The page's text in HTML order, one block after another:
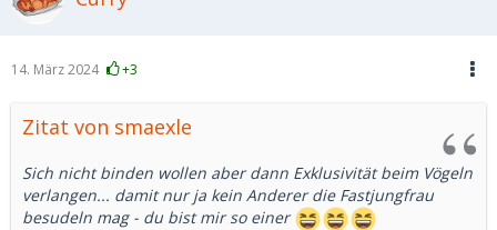
einen festen Freund" letzteres gibt es nämlich auch als
14. März 2024 +3
Zitat von smaexle
Sich nicht binden wollen aber dann Exklusivität beim Vögeln
verlangen... damit nur ja kein Anderer die Fastjungfrau
besudeln mag - du bist mir so einer